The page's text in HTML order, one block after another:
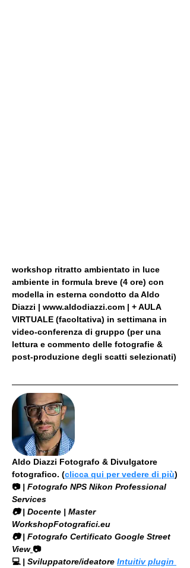
workshop ritratto ambientato in luce
ambiente in formula breve (4 ore) con
modella in esterna condotto da Aldo
Diazzi | www.aldodiazzi.com | + AULA
VIRTUALE (facoltativa) in settimana in
video-conferenza di gruppo (per una
lettura e commento delle fotografie &
post-produzione degli scatti selezionati)
Aldo Diazzi Fotografo & Divulgatore
fotografico. (clicca qui per vedere di più)
📷 | Fotografo NPS Nikon Professional
Services
​📷 | Docente | Master
WorkshopFotografici.eu
📷 | Fotografo Certificato Google Street
View 📷
💻 | Sviluppatore/ideatore Intuitiv plugin